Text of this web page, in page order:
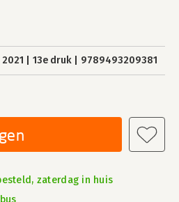
2021 13e druk 9789493209381
zaterdag in huis